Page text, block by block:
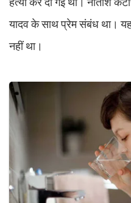
यादव के साथ प्रेम संबंध था।
नहीं था।